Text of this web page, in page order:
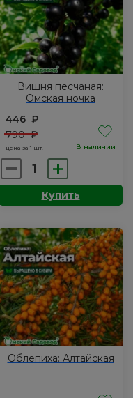
Вишня песчаная:
Омская ночка
446 ₽
790₽
цена за 1 шт. В наличии
Количество
товара
Вишня
Омская
ночка
Купить
Облепиха: Алтайская